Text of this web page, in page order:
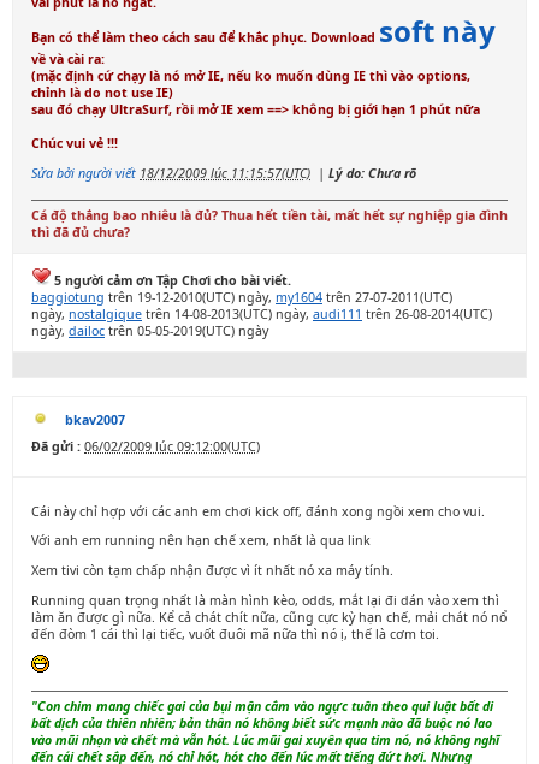
Bạn có thể làm theo cách sau để khắc phục. Download soft này
về và cài ra:
(mặc định cứ chạy là nó mở IE, nếu ko muốn dùng IE thì vào options,
chỉnh là do not use IE)
sau đó chạy UltraSurf, rồi mở IE xem ==> không bị giới hạn 1 phút nữa
Chúc vui vẻ !!!
Sửa bởi người viết 18/12/2009 lúc 11:15:57(UTC) | Lý do: Chưa rõ
Cá độ thắng bao nhiêu là đủ? Thua hết tiền tài, mất hết sự nghiệp gia đình
thì đã đủ chưa?
5 người cảm ơn Tập Chơi cho bài viết.
baggiotung trên 19-12-2010(UTC) ngày, my1604 trên 27-07-2011(UTC)
ngày, nostalgique trên 14-08-2013(UTC) ngày, audi111 trên 26-08-2014(UTC)
ngày, dailoc trên 05-05-2019(UTC) ngày
bkav2007
Đã gửi : 06/02/2009 lúc 09:12:00(UTC)
Cái này chỉ hợp với các anh em chơi kick off, đánh xong ngồi xem cho vui.
Với anh em running nên hạn chế xem, nhất là qua link
Xem tivi còn tạm chấp nhận được vì ít nhất nó xa máy tính.
Running quan trọng nhất là màn hình kèo, odds, mắt lại đi dán vào xem thì
làm ăn được gì nữa. Kể cả chát chít nữa, cũng cực kỳ hạn chế, mải chát nó nổ
đến đòm 1 cái thì lại tiếc, vuốt đuôi mã nữa thì nó ị, thế là cơm toi.
"Con chim mang chiếc gai của bụi mận cắm vào ngực tuân theo qui luật bất di
bất dịch của thiên nhiên; bản thân nó không biết sức mạnh nào đã buộc nó lao
vào mũi nhọn và chết mà vẫn hót. Lúc mũi gai xuyên qua tim nó, nó không nghĩ
đến cái chết sắp đến, nó chỉ hót, hót cho đến lúc mất tiếng đứt hơi. Nhưng